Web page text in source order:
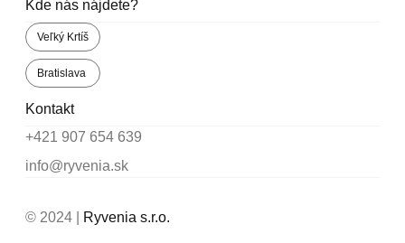
Kde nás nájdete?
Veľký Krtíš
Bratislava
Kontakt
+421 907 654 639
info@ryvenia.sk
© 2024 | Ryvenia s.r.o.